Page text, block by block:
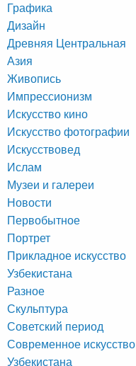
Графика
Дизайн
Древняя Центральная
Азия
Живопись
Импрессионизм
Искусство кино
Искусство фотографии
Искусствовед
Ислам
Музеи и галереи
Новости
Первобытное
Портрет
Прикладное искусство
Узбекистана
Разное
Скульптура
Советский период
Современное искусство
Узбекистана